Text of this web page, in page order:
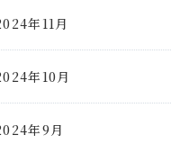
年11月
年10月
年9月